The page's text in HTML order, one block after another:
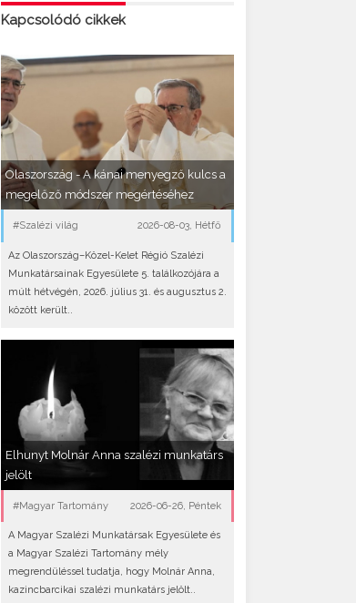
Kapcsolódó cikkek
Olaszország - A kánai menyegző kulcs a
megelőző módszer megértéséhez
#Szalézi világ 2026-08-03, Hétfő
Az Olaszország–Közel-Kelet Régió Szalézi
Munkatársainak Egyesülete 5. találkozójára a
múlt hétvégén, 2026. július 31. és augusztus 2.
között került..
Elhunyt Molnár Anna szalézi munkatárs
jelölt
#Magyar Tartomány 2026-06-26, Péntek
A Magyar Szalézi Munkatársak Egyesülete és
a Magyar Szalézi Tartomány mély
megrendüléssel tudatja, hogy Molnár Anna,
kazincbarcikai szalézi munkatárs jelölt..